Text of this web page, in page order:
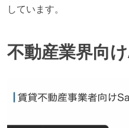
しています。
不動産業界向